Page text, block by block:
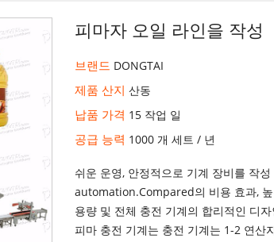
피마자 오일 라인을 작성
브랜드 DONGTAI
제품 산지산동
납품 가격 15 작업 일
공급 능력 1000 개 세트 / 년
쉬운 운영, 안정적으로 기계 장비를 작
automation.Compared의 비용 효과,
용량 및 전체 충전 기계의 합리적인 디
피마 충전 기계는 충전 기계는 1-2 연산